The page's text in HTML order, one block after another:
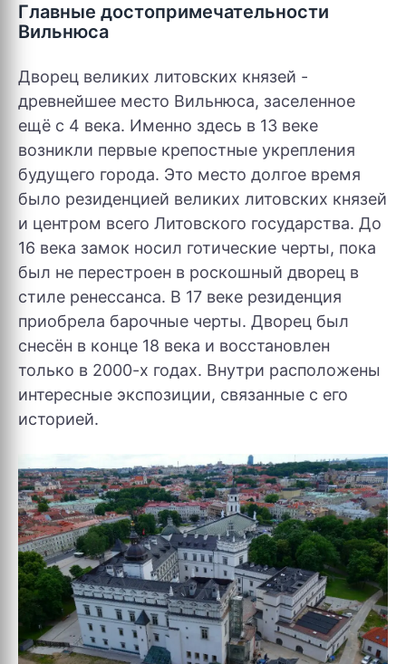
Главные достопримечательности
Вильнюса
Дворец великих литовских князей -
древнейшее место Вильнюса, заселенное
ещё с 4 века. Именно здесь в 13 веке
возникли первые крепостные укрепления
будущего города. Это место долгое время
было резиденцией великих литовских князей
и центром всего Литовского государства. До
16 века замок носил готические черты, пока
был не перестроен в роскошный дворец в
стиле ренессанса. В 17 веке резиденция
приобрела барочные черты. Дворец был
снесён в конце 18 века и восстановлен
только в 2000-х годах. Внутри расположены
интересные экспозиции, связанные с его
историей.